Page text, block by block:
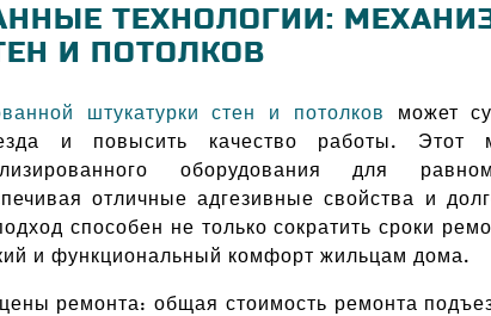
ТЕХНОЛОГИИ:
И ПОТОЛКОВ
штукатурки стен и потолков может
и повысить качество работы. Этот
оборудования для
отличные адгезивные свойства и
способен не только сократить сроки
и функциональный комфорт жильцам дома.
ремонта: общая стоимость ремонта